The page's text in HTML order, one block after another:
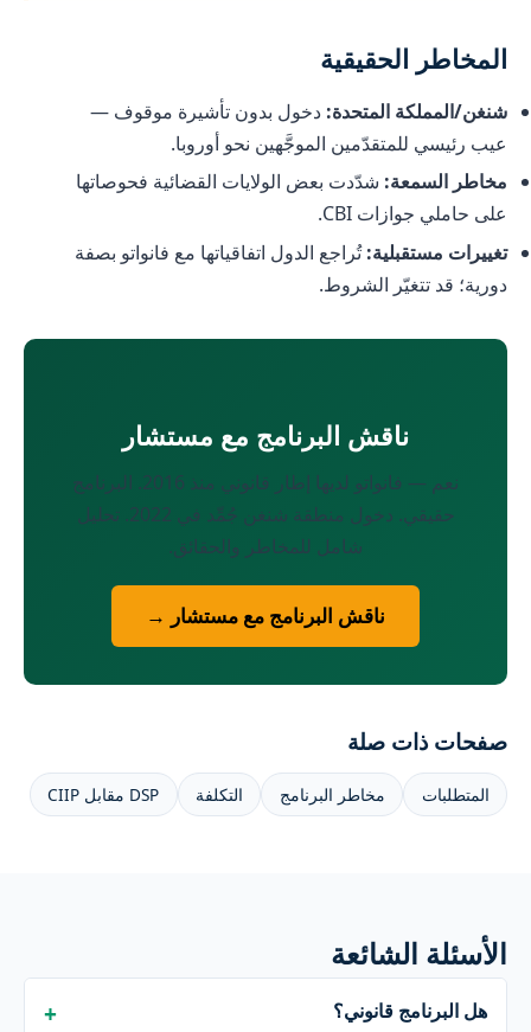
المخاطر الحقيقية
شنغن/المملكة المتحدة: دخول بدون تأشيرة موقوف —
عيب رئيسي للمتقدّمين الموجَّهين نحو أوروبا.
مخاطر السمعة: شدّدت بعض الولايات القضائية فحوصاتها
على حاملي جوازات CBI.
تغييرات مستقبلية:تُراجع الدول اتفاقياتها مع فانواتو بصفة
دورية؛ قد تتغيّر الشروط.
ناقش البرنامج مع مستشار
نعم — فانواتو لديها إطار قانوني منذ 2016. البرنامج
حقيقي. دخول منطقة شنغن جُمِّد في 2022. تحليل
شامل للمخاطر والحقائق.
ناقش البرنامج مع مستشار →
صفحات ذات صلة
المتطلبات مخاطر البرنامج التكلفة DSP مقابل CIIP
الأسئلة الشائعة
هل البرنامج قانوني؟